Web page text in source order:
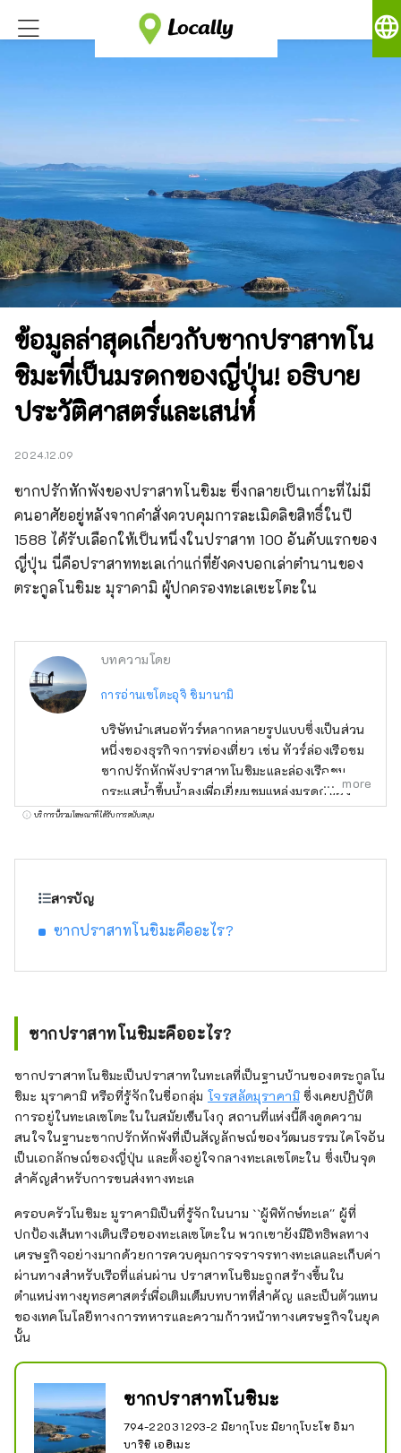
language
ข้อมูลล่าสุดเกี่ยวกับซากปราสาทโน
ชิมะที่เป็นมรดกของญี่ปุ่น! อธิบาย
ประวัติศาสตร์และเสน่ห์
2024.12.09
ซากปรักหักพังของปราสาทโนชิมะ ซึ่งกลายเป็นเกาะที่ไม่มี
คนอาศัยอยู่หลังจากคำสั่งควบคุมการละเมิดลิขสิทธิ์ในปี
1588 ได้รับเลือกให้เป็นหนึ่งในปราสาท 100 อันดับแรกของ
ญี่ปุ่น นี่คือปราสาททะเลเก่าแก่ที่ยังคงบอกเล่าตำนานของ
ตระกูลโนชิมะ มุราคามิ ผู้ปกครองทะเลเซะโตะใน
บทความโดย
การอ่านเซโตะอุจิ ชิมานามิ
บริษัทนำเสนอทัวร์หลากหลายรูปแบบซึ่งเป็นส่วน
หนึ่งของธุรกิจการท่องเที่ยว เช่น ทัวร์ล่องเรือชม
ซากปรักหักพังปราสาทโนชิมะและล่องเรือชม
กระแสน้ำขึ้นน้ำลงเพื่อเยี่ยมชมแหล่งมรดกของ
ญี่ปุ่น และทัวร์ปั่นจักรยาน รวมไปถึงการพัฒนา
ดำเนินการเส้นทางรถประจำทางด่วน "ฮิโรชิม่า -
ยามะ" ดำเนินการด่านเก็บเงิน และในฐานะส่วน
Kaze no Restaurant และ Marunouchi 88ya
มหาวิทยาลัยวิทยาศาสตร์โอกายามะ ด้วยจุดมุ่ง
หมายเพื่อให้บริการเพื่อดึงดูดนักท่องเที่ยวจำนวน
มากและมีส่วนสนับสนุนชุมชนท้องถิ่น
more
บริการนี้รวมโฆษณาที่ได้รับการสนับสนุน
สารบัญ
ซากปราสาทโนชิมะคืออะไร?
ซากปราสาทโนชิมะคืออะไร?
ซากปราสาทโนชิมะเป็นปราสาทในทะเลที่เป็นฐานบ้านของตระกูลโน
ชิมะ มุราคามิ หรือที่รู้จักในชื่อกลุ่ม โจรสลัดมุราคามิซึ่งเคยปฏิบัติ
การอยู่ในทะเลเซโตะในในสมัยเซ็นโงกุ สถานที่แห่งนี้ดึงดูดความ
สนใจในฐานะซากปรักหักพังที่เป็นสัญลักษณ์ของวัฒนธรรมไคโจอัน
เป็นเอกลักษณ์ของญี่ปุ่น และตั้งอยู่ใจกลางทะเลเซโตะใน ซึ่งเป็นจุด
สำคัญสำหรับการขนส่งทางทะเล
ครอบครัวโนชิมะ มูราคามิเป็นที่รู้จักในนาม ``ผู้พิทักษ์ทะเล'' ผู้ที่
ปกป้องเส้นทางเดินเรือของทะเลเซโตะใน พวกเขายังมีอิทธิพลทาง
เศรษฐกิจอย่างมากด้วยการควบคุมการจราจรทางทะเลและเก็บค่า
ผ่านทางสำหรับเรือที่แล่นผ่าน ปราสาทโนชิมะถูกสร้างขึ้นใน
ตำแหน่งทางยุทธศาสตร์เพื่อเติมเต็มบทบาทที่สำคัญ และเป็นตัวแทน
ของเทคโนโลยีทางการทหารและความก้าวหน้าทางเศรษฐกิจในยุค
นั้น
ซากปราสาทโนชิมะ
794-2203 1293-2 มิยากุโบะ มิยากุโบะโช อิมา
บาริชิ เอฮิเมะ